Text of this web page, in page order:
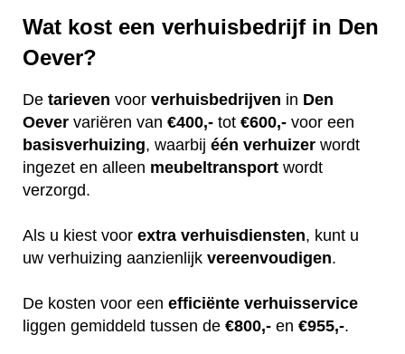
Wat kost een verhuisbedrijf in Den
Oever?
De tarieven voor verhuisbedrijven in Den
Oever variëren van €400,- tot €600,- voor een
basisverhuizing, waarbij één verhuizer wordt
ingezet en alleen meubeltransport wordt
verzorgd.
Als u kiest voor extra verhuisdiensten, kunt u
uw verhuizing aanzienlijk vereenvoudigen.
De kosten voor een efficiënte verhuisservice
liggen gemiddeld tussen de €800,- en €955,-.